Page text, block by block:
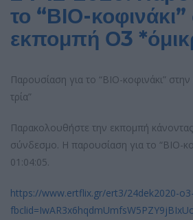
το “ΒΙΟ-
εκπομπή Ο3
Παρουσίαση για το “ΒΙΟ-κοφινάκι”
τρία”
Παρακολουθήστε την εκπομπή
σύνδεσμο. Η παρουσίαση για το “ΒΙΟ-
01:04:05.
https://www.ertflix.gr/ert3/24dek2020-